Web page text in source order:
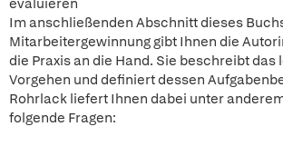
evaluieren
Im anschließenden Abschnitt dieses
Mitarbeitergewinnung gibt Ihnen die
die Praxis an die Hand. Sie beschreibt
Vorgehen und definiert dessen
Rohrlack liefert Ihnen dabei unter
folgende Fragen: